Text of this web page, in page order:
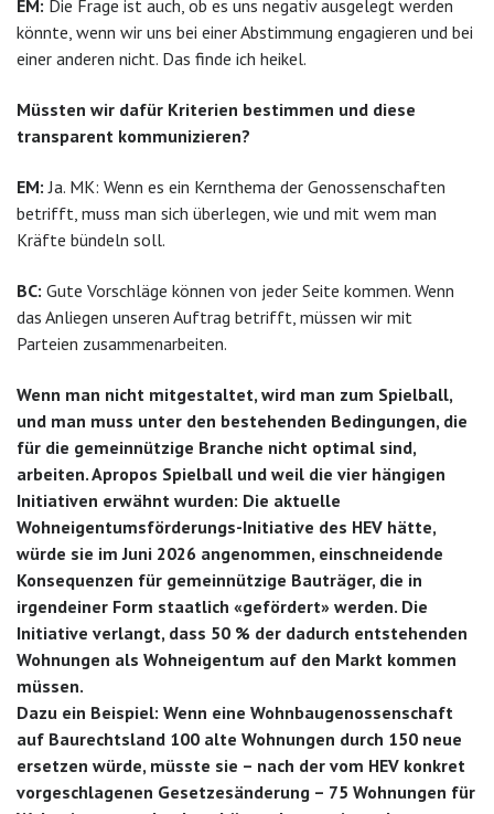
EM: Die Frage ist auch, ob es uns negativ ausgelegt werden
könnte, wenn wir uns bei einer Abstimmung engagieren und bei
einer anderen nicht. Das finde ich heikel.
Müssten wir dafür Kriterien bestimmen und diese
transparent kommunizieren?
EM: Ja. MK: Wenn es ein Kernthema der Genossenschaften
betrifft, muss man sich überlegen, wie und mit wem man
Kräfte bündeln soll.
BC: Gute Vorschläge können von jeder Seite kommen. Wenn
das Anliegen unseren Auftrag betrifft, müssen wir mit
Parteien zusammenarbeiten.
Wenn man nicht mitgestaltet, wird man zum Spielball,
und man muss unter den bestehenden Bedingungen, die
für die gemeinnützige Branche nicht optimal sind,
arbeiten. Apropos Spielball und weil die vier hängigen
Initiativen erwähnt wurden: Die aktuelle
Wohneigentumsförderungs-Initiative des HEV hätte,
würde sie im Juni 2026 angenommen, einschneidende
Konsequenzen für gemeinnützige Bauträger, die in
irgendeiner Form staatlich «gefördert» werden. Die
Initiative verlangt, dass 50 % der dadurch entstehenden
Wohnungen als Wohneigentum auf den Markt kommen
müssen.
Dazu ein Beispiel: Wenn eine Wohnbaugenossenschaft
auf Baurechtsland 100 alte Wohnungen durch 150 neue
ersetzen würde, müsste sie – nach der vom HEV konkret
vorgeschlagenen Gesetzesänderung – 75 Wohnungen für